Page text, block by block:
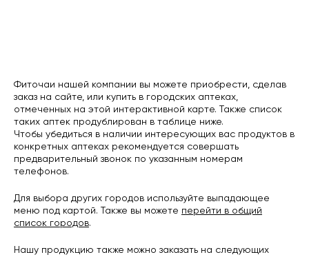
Фиточаи нашей компании вы можете приобрести, сделав
заказ на сайте, или купить в городских аптеках,
отмеченных на этой интерактивной карте. Также список
таких аптек продублирован в таблице ниже.
Чтобы убедиться в наличии интересующих вас продуктов в
конкретных аптеках рекомендуется совершать
предварительный звонок по указанным номерам
телефонов.
Для выбора других городов используйте выпадающее
меню под картой. Также вы можете перейти в общий
список городов.
Нашу продукцию также можно заказать на следующих